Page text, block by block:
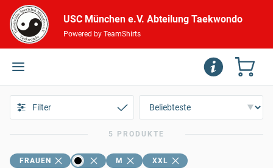
USC München e.V. Abteilung Taekwondo
Powered by TeamShirts
Filter
5 PRODUKTE
FRAUEN M
XXL